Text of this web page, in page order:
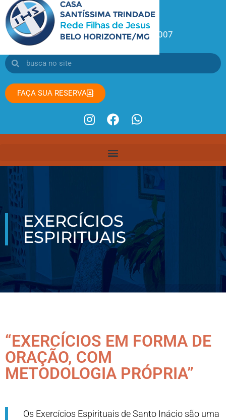
Atendimento: (31) 99196-0007
FAÇA SUA RESERVA
EXERCÍCIOS
ESPIRITUAIS
“EXERCÍCIOS EM FORMA DE
ORAÇÃO, COM
METODOLOGIA PRÓPRIA”
Os Exercícios Espirituais de Santo Inácio são uma